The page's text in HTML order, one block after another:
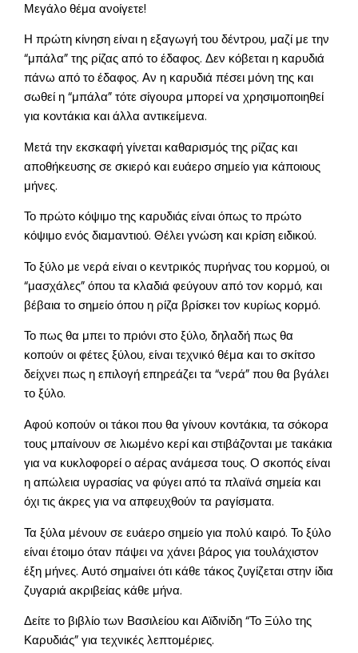
Μεγάλο θέμα ανοίγετε!
Η πρώτη κίνηση είναι η εξαγωγή του δέντρου, μαζί με την
“μπάλα” της ρίζας από το έδαφος. Δεν κόβεται η καρυδιά
πάνω από το έδαφος. Αν η καρυδιά πέσει μόνη της και
σωθεί η “μπάλα” τότε σίγουρα μπορεί να χρησιμοποιηθεί
για κοντάκια και άλλα αντικείμενα.
Μετά την εκσκαφή γίνεται καθαρισμός της ρίζας και
αποθήκευσης σε σκιερό και ευάερο σημείο για κάποιους
μήνες.
Το πρώτο κόψιμο της καρυδιάς είναι όπως το πρώτο
κόψιμο ενός διαμαντιού. Θέλει γνώση και κρίση ειδικού.
Το ξύλο με νερά είναι ο κεντρικός πυρήνας του κορμού, οι
“μασχάλες” όπου τα κλαδιά φεύγουν από τον κορμό, και
βέβαια το σημείο όπου η ρίζα βρίσκει τον κυρίως κορμό.
Το πως θα μπει το πριόνι στο ξύλο, δηλαδή πως θα
κοπούν οι φέτες ξύλου, είναι τεχνικό θέμα και το σκίτσο
δείχνει πως η επιλογή επηρεάζει τα “νερά” που θα βγάλει
το ξύλο.
Αφού κοπούν οι τάκοι που θα γίνουν κοντάκια, τα σόκορα
τους μπαίνουν σε λιωμένο κερί και στιβάζονται με τακάκια
για να κυκλοφορεί ο αέρας ανάμεσα τους. Ο σκοπός είναι
η απώλεια υγρασίας να φύγει από τα πλαϊνά σημεία και
όχι τις άκρες για να απφευχθούν τα ραγίσματα.
Τα ξύλα μένουν σε ευάερο σημείο για πολύ καιρό. Το ξύλο
είναι έτοιμο όταν πάψει να χάνει βάρος για τουλάχιστον
έξη μήνες. Αυτό σημαίνει ότι κάθε τάκος ζυγίζεται στην ίδια
ζυγαριά ακριβείας κάθε μήνα.
Δείτε το βιβλίο των Βασιλείου και Αϊδινίδη “Το Ξύλο της
Καρυδιάς” για τεχνικές λεπτομέριες.